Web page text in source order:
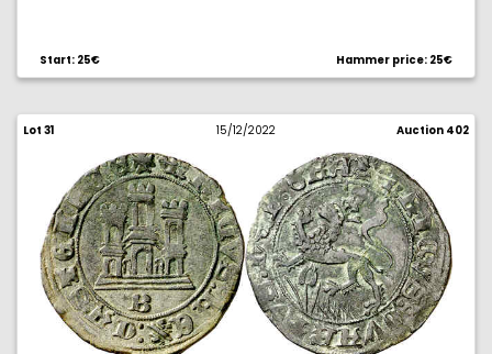
Start: 25€ Hammer price: 25€
Lot 31 15/12/2022 Auction 402